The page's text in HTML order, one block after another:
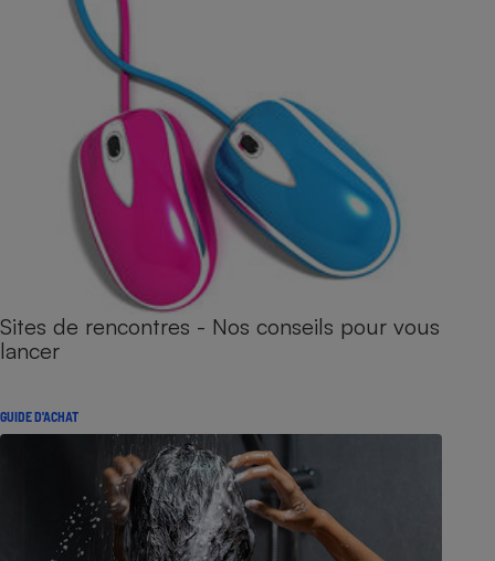
Sites de rencontres - Nos conseils pour vous
lancer
GUIDE D'ACHAT